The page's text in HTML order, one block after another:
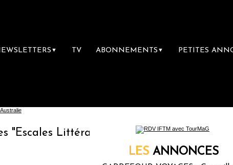
▼ TV ABONNEMENTS ▼ PETITES
Littéraires", la première librairie du
LES ANNONCES